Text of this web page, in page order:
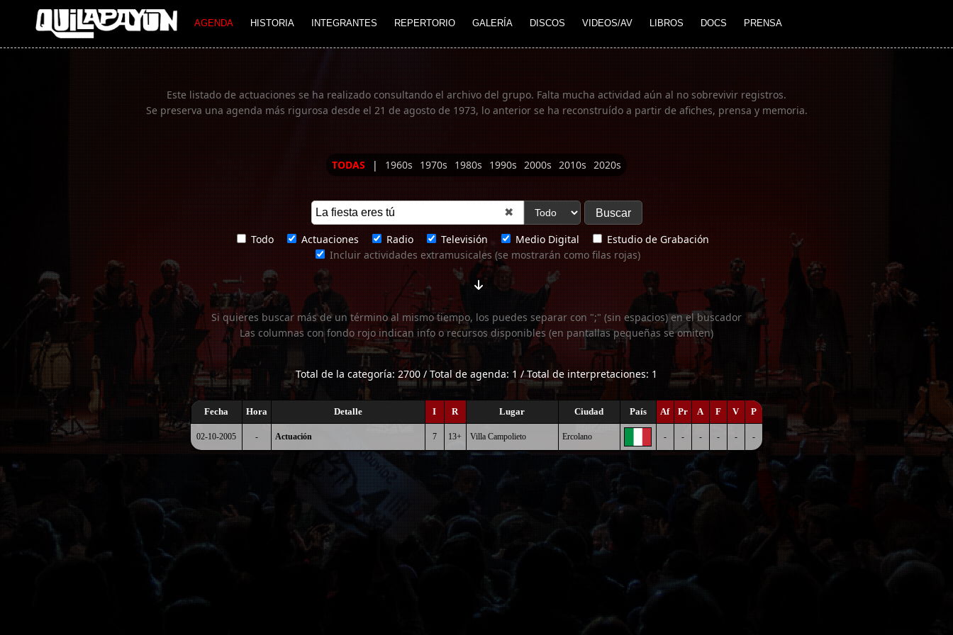
AGENDA HISTORIA INTEGRANTES REPERTORIO GALERÍA DISCOS VIDEOS/AV LIBROS DOCS PRENSA
Imagen 01
Este listado de actuaciones se ha realizado consultando el archivo del grupo. Falta mucha actividad aún al no sobrevivir registros.
Se preserva una agenda más rigurosa desde el 21 de agosto de 1973, lo anterior se ha reconstruído a partir de afiches, prensa y memoria.
TODAS | 1960s 1970s 1980s 1990s 2000s 2010s 2020s
✖
Todo Actuaciones Radio Televisión Medio Digital
Estudio de Grabación
Incluir actividades extramusicales (se mostrarán como filas rojas)
Si quieres buscar más de un término al mismo tiempo, los puedes separar con ";" (sin espacios) en el buscador
Las columnas con fondo rojo indican info o recursos disponibles (en pantallas pequeñas se omiten)
Total de la categoría: 2700 / Total de agenda: 1 / Total de interpretaciones: 1
Fecha Hora Detalle I R Lugar Ciudad País Af Pr A F V P
02-10-2005 - Actuación 7 13+ Villa Campolieto Ercolano - - - - - -